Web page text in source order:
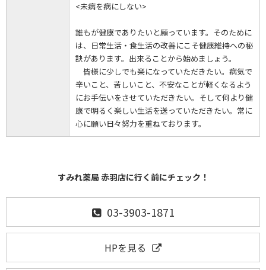
<未病を病にしない>
誰もが健康でありたいと願っています。そのために
は、日常生活・食生活の改善にこそ健康維持への秘
訣があります。出来ることから始めましょう。
皆様に少しでも楽になっていただきたい。病気で
辛いこと、苦しいこと、不安なことが軽くなるよう
にお手伝いをさせていただきたい。そして何より健
康で明るく楽しい生活を送っていただきたい。常に
心に願い日々努力を重ねております。
すみれ薬局 赤羽店に行く前にチェック！
03-3903-1871
HPを見る